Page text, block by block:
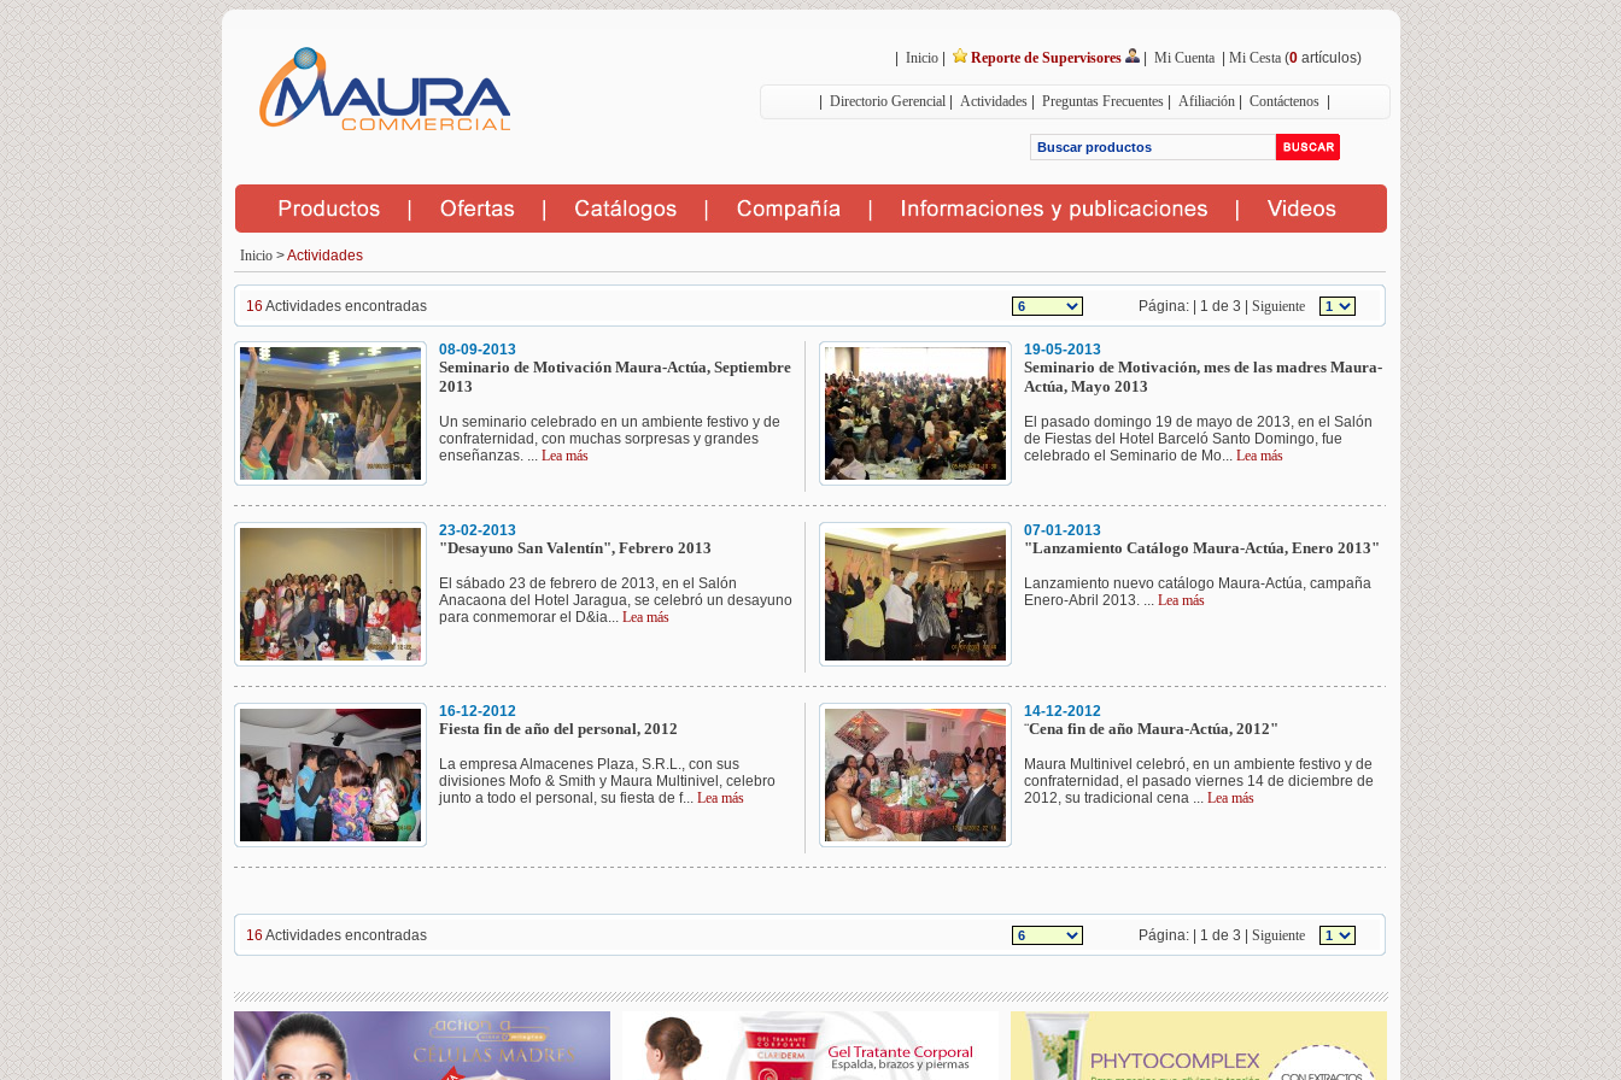
Inicio| Reporte de Supervisores | Mi Cuenta| Mi Cesta(0artículos)
Directorio Gerencial| Actividades| Preguntas Frecuentes| Afiliación| Contáctenos|
Inicio>Actividades
16 Actividades encontradas Página: | 1 de 3 | Siguiente
08-09-2013
Seminario de Motivación Maura-Actúa, Septiembre
2013
Un seminario celebrado en un ambiente festivo y de
confraternidad, con muchas sorpresas y grandes
enseñanzas. ... Lea más
19-05-2013
Seminario de Motivación, mes de las madres Maura-
Actúa, Mayo 2013
El pasado domingo 19 de mayo de 2013, en el Salón
de Fiestas del Hotel Barceló Santo Domingo, fue
celebrado el Seminario de Mo... Lea más
23-02-2013
"Desayuno San Valentín", Febrero 2013
El sábado 23 de febrero de 2013, en el Salón
Anacaona del Hotel Jaragua, se celebró un desayuno
para conmemorar el D&ia... Lea más
07-01-2013
"Lanzamiento Catálogo Maura-Actúa, Enero 2013"
Lanzamiento nuevo catálogo Maura-Actúa, campaña
Enero-Abril 2013. ... Lea más
16-12-2012
Fiesta fin de año del personal, 2012
La empresa Almacenes Plaza, S.R.L., con sus
divisiones Mofo & Smith y Maura Multinivel, celebro
junto a todo el personal, su fiesta de f... Lea más
14-12-2012
¨Cena fin de año Maura-Actúa, 2012"
Maura Multinivel celebró, en un ambiente festivo y de
confraternidad, el pasado viernes 14 de diciembre de
2012, su tradicional cena ... Lea más
16 Actividades encontradas Página: | 1 de 3 | Siguiente